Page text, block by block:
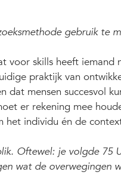
gebruik te
voor skills heeft
praktijk van
dat mensen succesvol
er rekening mee
het individu én de
Oftewel: je volgde 75
wat de overwegingen